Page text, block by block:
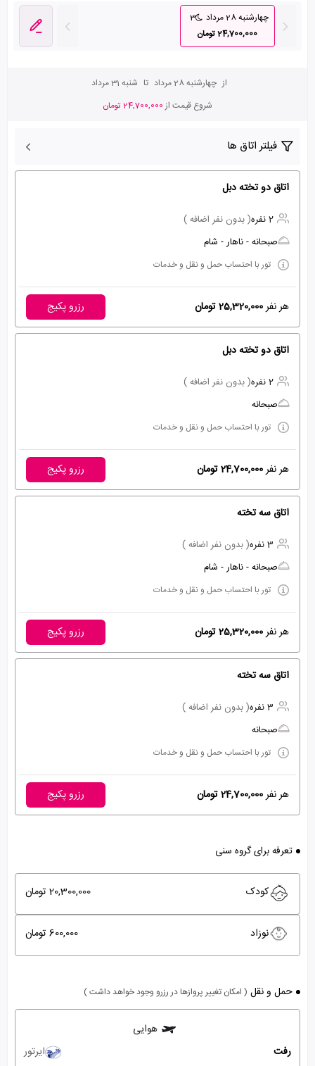
چهارشنبه 28 مرداد
3
24,700,000 تومان
از چهارشنبه 28 مرداد تا شنبه 31 مرداد
شروع قیمت از24,700,000 تومان
فیلتر اتاق ها
اتاق دو تخته دبل
2 نفره
( بدون نفر اضافه )
صبحانه - ناهار - شام
تور با احتساب حمل و نقل و خدمات
هر نفر25,320,000 تومان رزرو پکیج
اتاق دو تخته دبل
2 نفره
( بدون نفر اضافه )
صبحانه
تور با احتساب حمل و نقل و خدمات
هر نفر24,700,000 تومان رزرو پکیج
اتاق سه تخته
3 نفره
( بدون نفر اضافه )
صبحانه - ناهار - شام
تور با احتساب حمل و نقل و خدمات
هر نفر25,320,000 تومان رزرو پکیج
اتاق سه تخته
3 نفره
( بدون نفر اضافه )
صبحانه
تور با احتساب حمل و نقل و خدمات
هر نفر24,700,000 تومان رزرو پکیج
تعرفه برای گروه سنی
کودک 20,300,000 تومان
نوزاد 600,000 تومان
حمل و نقل ( امکان تغییر پروازها در رزرو وجود خواهد داشت )
هوایی
رفت
ایرتور